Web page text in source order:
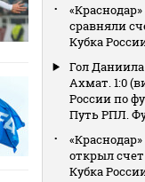
сравняли
Кубка
Гол
Ахмат. 1:0
России по
Путь РПЛ.
открыл
Кубка